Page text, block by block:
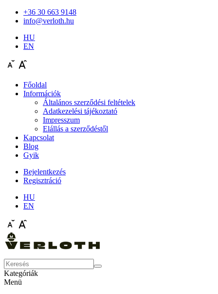
+36 30 663 9148
info@verloth.hu
HU
EN
Főoldal
Információk
Általános szerződési feltételek
Adatkezelési tájékoztató
Impresszum
Elállás a szerződéstől
Kapcsolat
Blog
Gyik
Bejelentkezés
Regisztráció
HU
EN
Kategóriák
Menü